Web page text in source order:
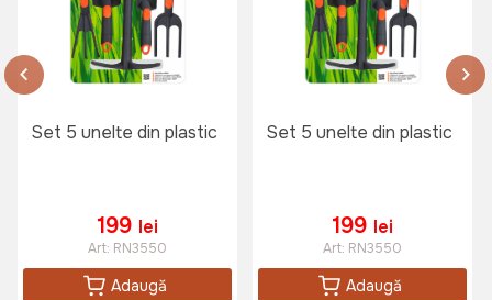
Set 5 unelte din plastic
199 lei
Art: RN3550
Adaugă
Set 5 unelte din plastic
199 lei
Art: RN3550
Adaugă